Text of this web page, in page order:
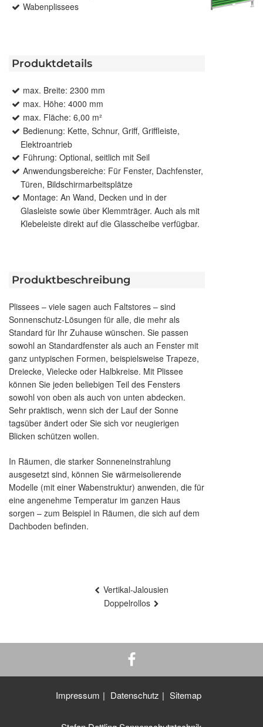
Wabenplissees
Produktdetails
max. Breite: 2300 mm
max. Höhe: 4000 mm
max. Fläche: 6,00 m²
Bedienung: Kette, Schnur, Griff, Griffleiste,
Elektroantrieb
Führung: Optional, seitlich mit Seil
Anwendungsbereiche: Für Fenster, Dachfenster,
Türen, Bildschirmarbeitsplätze
Montage: An Wand, Decken und in der
Glasleiste sowie über Klemmträger. Auch als mit
Klebeleiste direkt auf die Glasscheibe verfügbar.
Produktbeschreibung
Plissees – viele sagen auch Faltstores – sind
Sonnenschutz-Lösungen für alle, die mehr als
Standard für Ihr Zuhause wünschen. Sie passen
sowohl an Standardfenster als auch an Fenster mit
ganz untypischen Formen, beispielsweise Trapeze,
Dreiecke, Vielecke oder Halbkreise. Mit Plissee
können Sie jeden beliebigen Teil des Fensters
sowohl von oben als auch von unten abdecken.
Sehr praktisch, wenn sich der Lauf der Sonne
tagsüber ändert oder Sie sich vor neugierigen
Blicken schützen wollen.
In Räumen, die starker Sonneneinstrahlung
ausgesetzt sind, können Sie wärmeisolierende
Modelle (mit einer Wabenstruktur) anwenden, die für
eine angenehme Temperatur im ganzen Haus
sorgen – zum Beispiel in Räumen, die sich auf dem
Dachboden befinden.
Vertikal-Jalousien
Doppelrollos
Impressum Datenschutz Sitemap